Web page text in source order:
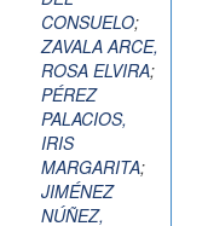
CONSUELO;
ZAVALA ARCE,
ROSA ELVIRA;
PÉREZ
PALACIOS,
IRIS
MARGARITA;
JIMÉNEZ
NÚÑEZ,